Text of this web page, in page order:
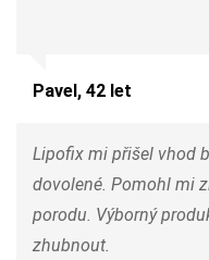
Pavel, 42 let
Lipofix mi přišel vhod
dovolené. Pomohl mi
porodu. Výborný
zhubnout.